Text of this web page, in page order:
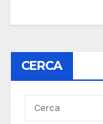
CERCA